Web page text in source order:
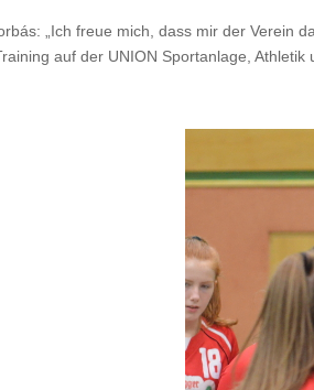
„Ich freue mich, dass mir der Verein
auf der UNION Sportanlage,